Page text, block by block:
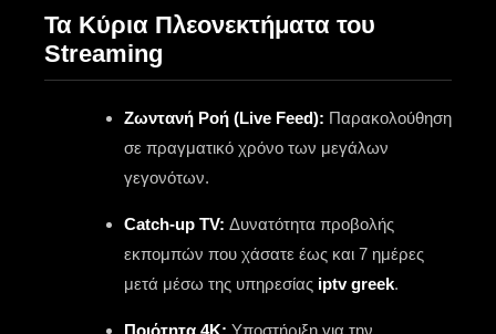
Τα Κύρια Πλεονεκτήματα του
Streaming
Ζωντανή Ροή (Live Feed): Παρακολούθηση
σε πραγματικό χρόνο των μεγάλων
γεγονότων.
Catch-up TV: Δυνατότητα προβολής
εκπομπών που χάσατε έως και 7 ημέρες
μετά μέσω της υπηρεσίας iptv greek.
Ποιότητα 4K: Υποστήριξη για την